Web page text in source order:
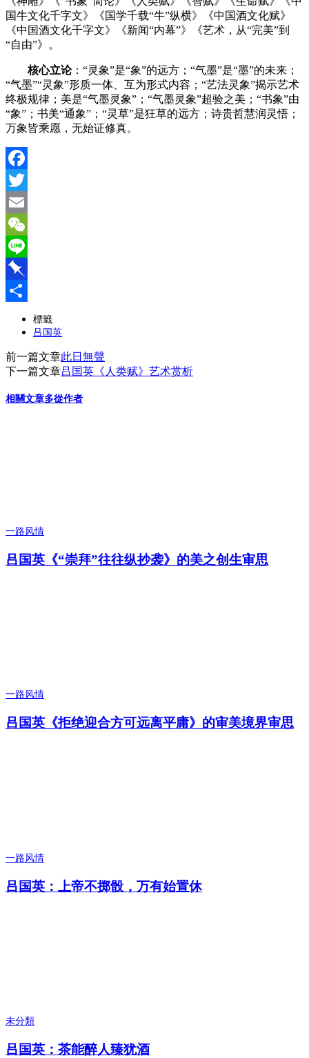
国牛文化千字文》《国学千载“牛”纵横》《中国酒文化赋》
《中国酒文化千字文》《新闻“内幕”》《艺术，从“完美”到
“自由”》。
核心立论：“灵象”是“象”的远方；“气墨”是“墨”的未来；
“气墨”“灵象”形质一体、互为形式内容；“艺法灵象”揭示艺术
终极规律；美是“气墨灵象”；“气墨灵象”超验之美；“书象”由
“象”；书美“通象”；“灵草”是狂草的远方；诗贵哲慧润灵悟；
万象皆乘愿，无始证修真。
Facebook
Twitter
Email
WeChat
Line
Pinboard
標籤
吕国英
前一篇文章此日無聲
下一篇文章吕国英《人类赋》艺术赏析
相關文章多從作者
一路风情
吕国英《“崇拜”往往纵抄袭》的美之创生审思
一路风情
吕国英《拒绝迎合方可远离平庸》的审美境界审思
一路风情
吕国英：上帝不掷骰，万有始置休
未分類
吕国英：茶能醉人臻犹酒